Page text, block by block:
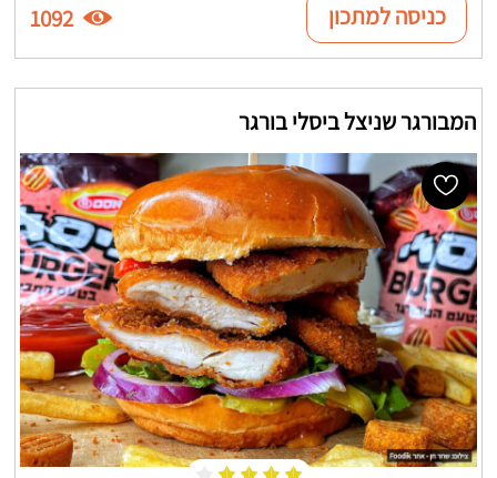
כניסה למתכון 1092
המבורגר שניצל ביסלי בורגר